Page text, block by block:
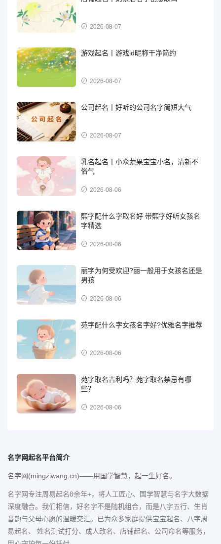
2026-08-07
游戏起名丨游戏id昵称干净简约
2026-08-07
公司起名丨好听的公司名字简短大气
2026-08-07
乳名起名丨小众蔬果宝宝小名，清新不
俗气
2026-08-06
熙字配什么字取名好 带熙字好听女孩名
字精选
2026-08-06
丽字为何受欢迎?丽一般用于女孩名还是
男孩
2026-08-06
苑字配什么字女孩名字好?优雅名字推荐
2026-08-06
苑字取名吉利吗？苑字取名禁忌有哪
些？
2026-08-06
名字网起名平台简介
名字网(mingziwang.cn)——用国学智慧，起一生好名。
名字网专注周易起名8余年+，将人工匠心、国学智慧与名字大数据
深度融合。我们相信，好名字不是随机组合，而是八字五行、生肖
音韵与父母心愿的温暖交汇。已为众多家庭提供宝宝起名、八字周
易起名、 姓名测试打分、成人改名、店铺起名、公司命名等服务，